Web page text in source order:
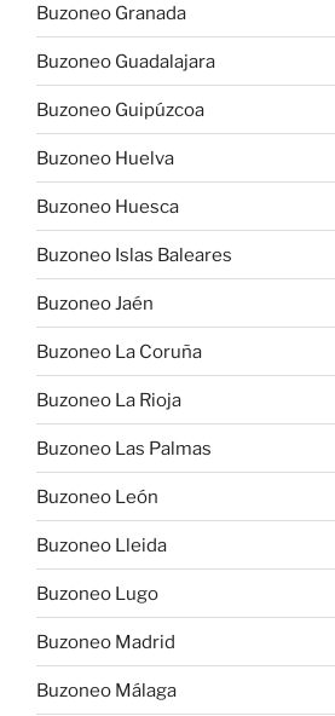
Buzoneo Granada
Buzoneo Guadalajara
Buzoneo Guipúzcoa
Buzoneo Huelva
Buzoneo Huesca
Buzoneo Islas Baleares
Buzoneo Jaén
Buzoneo La Coruña
Buzoneo La Rioja
Buzoneo Las Palmas
Buzoneo León
Buzoneo Lleida
Buzoneo Lugo
Buzoneo Madrid
Buzoneo Málaga